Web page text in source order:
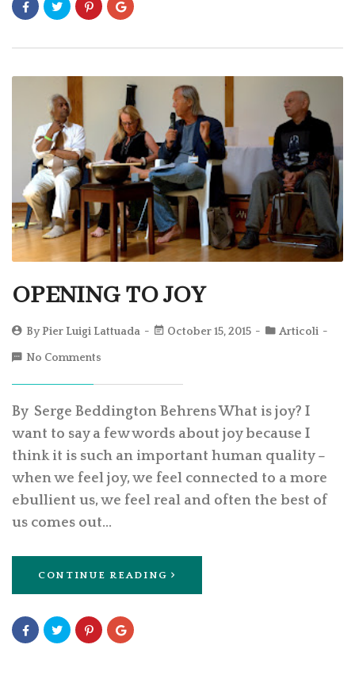
OPENING TO JOY
ByPier Luigi Lattuada October 15, 2015 Articoli
No Comments
By Serge Beddington Behrens What is joy? I
want to say a few words about joy because I
think it is such an important human quality –
when we feel joy, we feel connected to a more
ebullient us, we feel real and often the best of
us comes out…
CONTINUE READING